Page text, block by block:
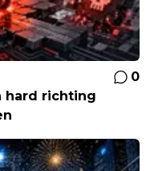
0
hard richting